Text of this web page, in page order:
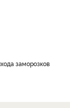
заморозков